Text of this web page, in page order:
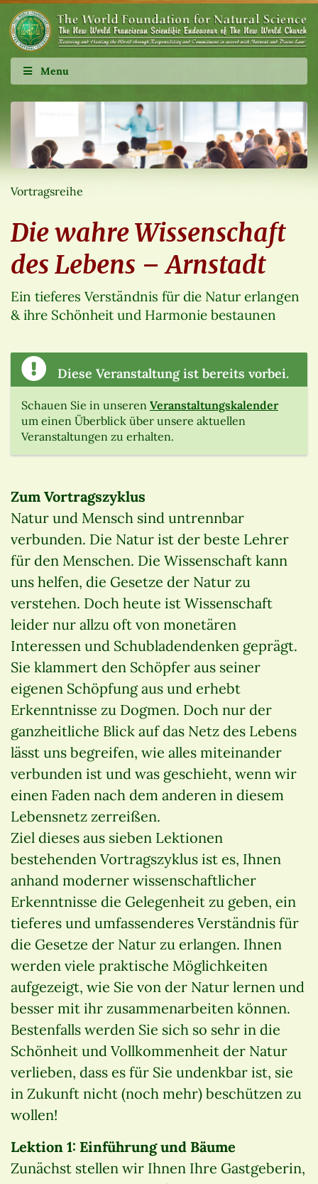
Menu
Vortragsreihe
Die wahre Wissenschaft
des Lebens – Arnstadt
Ein tieferes Verständnis für die Natur erlangen
& ihre Schönheit und Harmonie bestaunen
Diese Veranstaltung ist bereits vorbei.
Schauen Sie in unseren Veranstaltungskalender
um einen Überblick über unsere aktuellen
Veranstaltungen zu erhalten.
Zum Vortragszyklus
Natur und Mensch sind untrennbar
verbunden. Die Natur ist der beste Lehrer
für den Menschen. Die Wissenschaft kann
uns helfen, die Gesetze der Natur zu
verstehen. Doch heute ist Wissenschaft
leider nur allzu oft von monetären
Interessen und Schubladendenken geprägt.
Sie klammert den Schöpfer aus seiner
eigenen Schöpfung aus und erhebt
Erkenntnisse zu Dogmen. Doch nur der
ganzheitliche Blick auf das Netz des Lebens
lässt uns begreifen, wie alles miteinander
verbunden ist und was geschieht, wenn wir
einen Faden nach dem anderen in diesem
Lebensnetz zerreißen.
Ziel dieses aus sieben Lektionen
bestehenden Vortragszyklus ist es, Ihnen
anhand moderner wissenschaftlicher
Erkenntnisse die Gelegenheit zu geben, ein
tieferes und umfassenderes Verständnis für
die Gesetze der Natur zu erlangen. Ihnen
werden viele praktische Möglichkeiten
aufgezeigt, wie Sie von der Natur lernen und
besser mit ihr zusammenarbeiten können.
Bestenfalls werden Sie sich so sehr in die
Schönheit und Vollkommenheit der Natur
verlieben, dass es für Sie undenkbar ist, sie
in Zukunft nicht (noch mehr) beschützen zu
wollen!
Lektion 1: Einführung und Bäume
Zunächst stellen wir Ihnen Ihre Gastgeberin,